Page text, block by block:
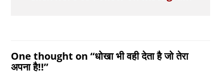
One thought on “धोखा भी वही देता है जो तेरा
अपना है!!”